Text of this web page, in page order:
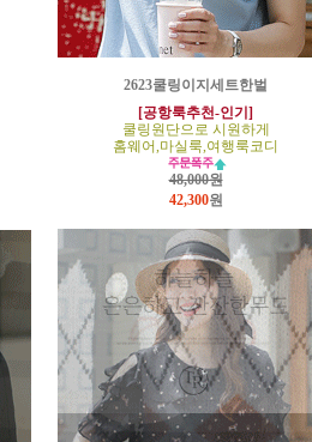
2623쿨링이지세트한벌
[공항룩추천-인기]
쿨링원단으로 시원하게
홈웨어,마실룩,여행룩코디
48,000원
42,300원